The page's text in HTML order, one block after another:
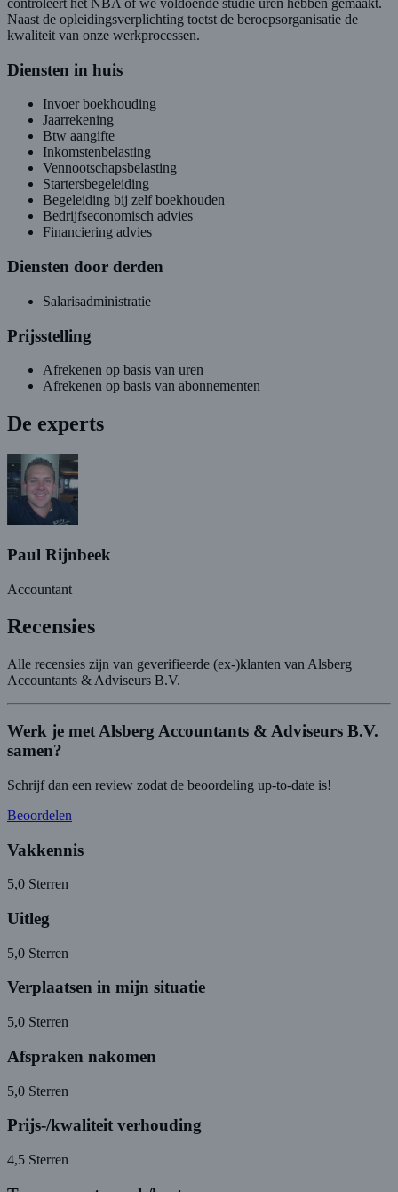
controleert het NBA of we voldoende studie uren hebben gemaakt.
Naast de opleidingsverplichting toetst de beroepsorganisatie de
kwaliteit van onze werkprocessen.
Diensten in huis
Invoer boekhouding
Jaarrekening
Btw aangifte
Inkomstenbelasting
Vennootschapsbelasting
Startersbegeleiding
Begeleiding bij zelf boekhouden
Bedrijfseconomisch advies
Financiering advies
Diensten door derden
Salarisadministratie
Prijsstelling
Afrekenen op basis van uren
Afrekenen op basis van abonnementen
De experts
Paul Rijnbeek
Accountant
Recensies
Alle recensies zijn van geverifieerde (ex-)klanten van Alsberg
Accountants & Adviseurs B.V.
Werk je met Alsberg Accountants & Adviseurs B.V.
samen?
Schrijf dan een review zodat de beoordeling up-to-date is!
Beoordelen
Vakkennis
5,0 Sterren
Uitleg
5,0 Sterren
Verplaatsen in mijn situatie
5,0 Sterren
Afspraken nakomen
5,0 Sterren
Prijs-/kwaliteit verhouding
4,5 Sterren